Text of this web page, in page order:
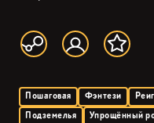
Пошаговая Фэнтези
Подземелья
Упрощённый